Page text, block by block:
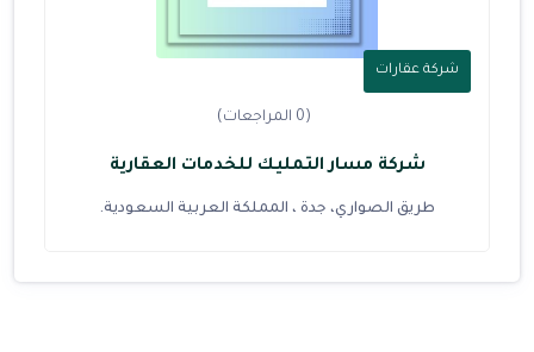
شركة عقارات
(0 المراجعات)
شركة مسار التمليك للخدمات العقارية
طريق الصواري، جدة ، المملكة العربية السعودية.